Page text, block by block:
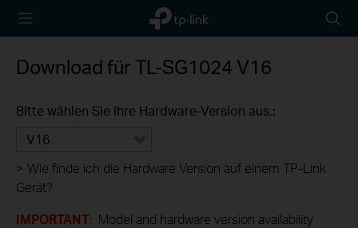
TP-Link,
Reliably
icon
Download fürTL-SG1024 V16
Bitte wählen Sie Ihre Hardware-Version aus.:
V16
> Wie finde ich die Hardware Version auf einem TP-Link
Gerät?
IMPORTANT: Model and hardware version availability